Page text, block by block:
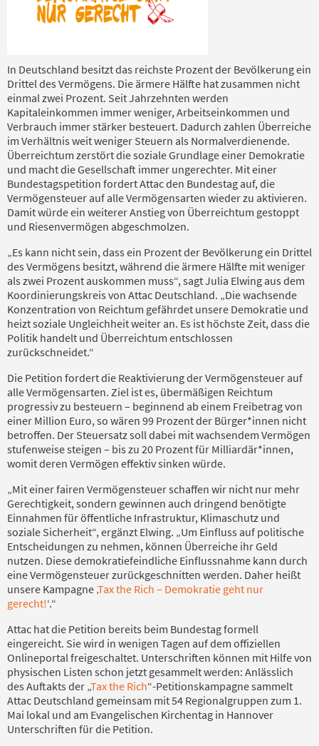
In Deutschland besitzt das reichste Prozent der Bevölkerung ein
Drittel des Vermögens. Die ärmere Hälfte hat zusammen nicht
einmal zwei Prozent. Seit Jahrzehnten werden
Kapitaleinkommen immer weniger, Arbeitseinkommen und
Verbrauch immer stärker besteuert. Dadurch zahlen Überreiche
im Verhältnis weit weniger Steuern als Normalverdienende.
Überreichtum zerstört die soziale Grundlage einer Demokratie
und macht die Gesellschaft immer ungerechter. Mit einer
Bundestagspetition fordert Attac den Bundestag auf, die
Vermögensteuer auf alle Vermögensarten wieder zu aktivieren.
Damit würde ein weiterer Anstieg von Überreichtum gestoppt
und Riesenvermögen abgeschmolzen.
„Es kann nicht sein, dass ein Prozent der Bevölkerung ein Drittel
des Vermögens besitzt, während die ärmere Hälfte mit weniger
als zwei Prozent auskommen muss“, sagt Julia Elwing aus dem
Koordinierungskreis von Attac Deutschland. „Die wachsende
Konzentration von Reichtum gefährdet unsere Demokratie und
heizt soziale Ungleichheit weiter an. Es ist höchste Zeit, dass die
Politik handelt und Überreichtum entschlossen
zurückschneidet.“
Die Petition fordert die Reaktivierung der Vermögensteuer auf
alle Vermögensarten. Ziel ist es, übermäßigen Reichtum
progressiv zu besteuern – beginnend ab einem Freibetrag von
einer Million Euro, so wären 99 Prozent der Bürger*innen nicht
betroffen. Der Steuersatz soll dabei mit wachsendem Vermögen
stufenweise steigen – bis zu 20 Prozent für Milliardär*innen,
womit deren Vermögen effektiv sinken würde.
„Mit einer fairen Vermögensteuer schaffen wir nicht nur mehr
Gerechtigkeit, sondern gewinnen auch dringend benötigte
Einnahmen für öffentliche Infrastruktur, Klimaschutz und
soziale Sicherheit“, ergänzt Elwing. „Um Einfluss auf politische
Entscheidungen zu nehmen, können Überreiche ihr Geld
nutzen. Diese demokratiefeindliche Einflussnahme kann durch
eine Vermögensteuer zurückgeschnitten werden. Daher heißt
unsere Kampagne ‚Tax the Rich – Demokratie geht nur
gerecht!‘.“
Attac hat die Petition bereits beim Bundestag formell
eingereicht. Sie wird in wenigen Tagen auf dem offiziellen
Onlineportal freigeschaltet. Unterschriften können mit Hilfe von
physischen Listen schon jetzt gesammelt werden: Anlässlich
des Auftakts der „Tax the Rich“-Petitionskampagne sammelt
Attac Deutschland gemeinsam mit 54 Regionalgruppen zum 1.
Mai lokal und am Evangelischen Kirchentag in Hannover
Unterschriften für die Petition.